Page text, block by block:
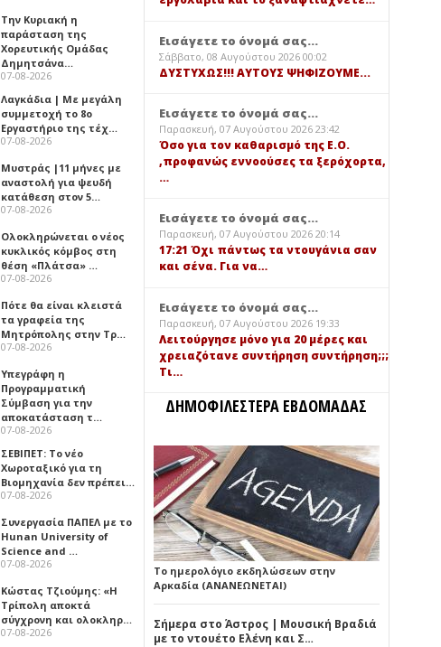
Την Κυριακή η
παράσταση της
Χορευτικής Ομάδας
Δημητσάνα…
07-08-2026
Λαγκάδια | Με μεγάλη
συμμετοχή το 8ο
Εργαστήριο της τέχ…
07-08-2026
Μυστράς |11 μήνες με
αναστολή για ψευδή
κατάθεση στον 5…
07-08-2026
Ολοκληρώνεται ο νέος
κυκλικός κόμβος στη
θέση «Πλάτσα» …
07-08-2026
Πότε θα είναι κλειστά
τα γραφεία της
Μητρόπολης στην Τρ…
07-08-2026
Υπεγράφη η
Προγραμματική
Σύμβαση για την
αποκατάσταση τ…
07-08-2026
ΣΕΒΙΠΕΤ: Το νέο
Χωροταξικό για τη
Βιομηχανία δεν πρέπει…
07-08-2026
Συνεργασία ΠΑΠΕΛ με το
Hunan University of
Science and …
07-08-2026
Κώστας Τζιούμης: «Η
Τρίπολη αποκτά
σύγχρονη και ολοκληρ…
07-08-2026
Εισάγετε το όνομά σας...
Σάββατο, 08 Αυγούστου 2026 00:02
ΔΥΣΤΥΧΩΣ!!! ΑΥΤΟΥΣ ΨΗΦΙΖΟΥΜΕ...
Εισάγετε το όνομά σας...
Παρασκευή, 07 Αυγούστου 2026 23:42
Όσο για τον καθαρισμό της Ε.Ο.
,προφανώς εννοούσες τα ξερόχορτα,
…
Εισάγετε το όνομά σας...
Παρασκευή, 07 Αυγούστου 2026 20:14
17:21 Όχι πάντως τα ντουγάνια σαν
και σένα. Για να…
Εισάγετε το όνομά σας...
Παρασκευή, 07 Αυγούστου 2026 19:33
Λειτούργησε μόνο για 20 μέρες και
χρειαζότανε συντήρηση συντήρηση;;;
Τι…
ΔΗΜΟΦΙΛΕΣΤΕΡΑ ΕΒΔΟΜΑΔΑΣ
Το ημερολόγιο εκδηλώσεων στην
Αρκαδία (ΑΝΑΝΕΩΝΕΤΑΙ)
Σήμερα στο Άστρος | Μουσική Βραδιά
με το ντουέτο Ελένη και Σ…